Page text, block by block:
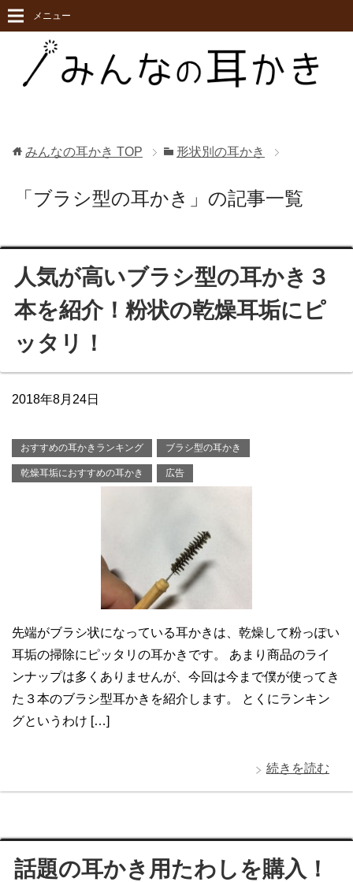
メニュー
みんなの耳かき TOP 形状別の耳かき
「ブラシ型の耳かき」の記事一覧
人気が高いブラシ型の耳かき３
本を紹介！粉状の乾燥耳垢にピ
ッタリ！
2018年8月24日
おすすめの耳かきランキング ブラシ型の耳かき
乾燥耳垢におすすめの耳かき 広告
先端がブラシ状になっている耳かきは、乾燥して粉っぽい
耳垢の掃除にピッタリの耳かきです。 あまり商品のライ
ンナップは多くありませんが、今回は今まで僕が使ってき
た３本のブラシ型耳かきを紹介します。 とくにランキン
グというわけ […]
続きを読む
話題の耳かき用たわしを購入！